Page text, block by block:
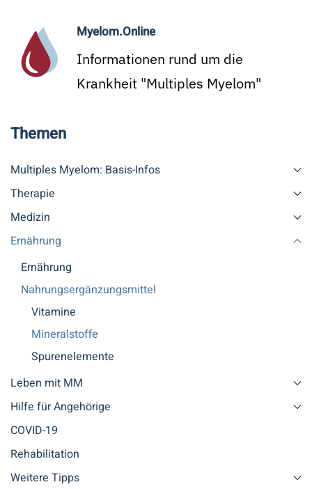
Myelom.Online
Informationen rund um die
Krankheit "Multiples Myelom"
Themen
Multiples Myelom: Basis-Infos
Therapie
Medizin
Ernährung
Ernährung
Nahrungsergänzungsmittel
Vitamine
Mineralstoffe
Spurenelemente
Leben mit MM
Hilfe für Angehörige
COVID-19
Rehabilitation
Weitere Tipps